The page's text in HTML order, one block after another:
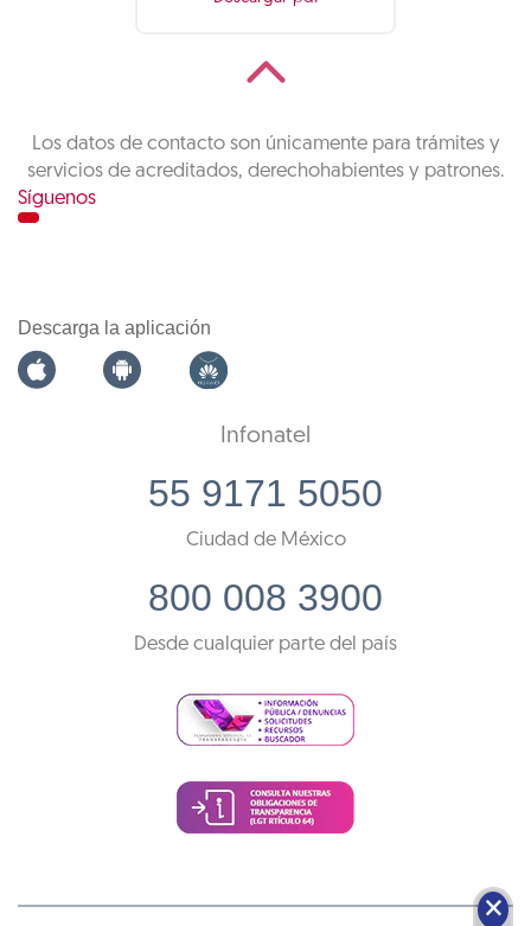
Los datos de contacto son únicamente para trámites y
servicios de acreditados, derechohabientes y patrones.
Síguenos
Descarga la aplicación
Infonatel
55 9171 5050
Ciudad de México
800 008 3900
Desde cualquier parte del país
🗙